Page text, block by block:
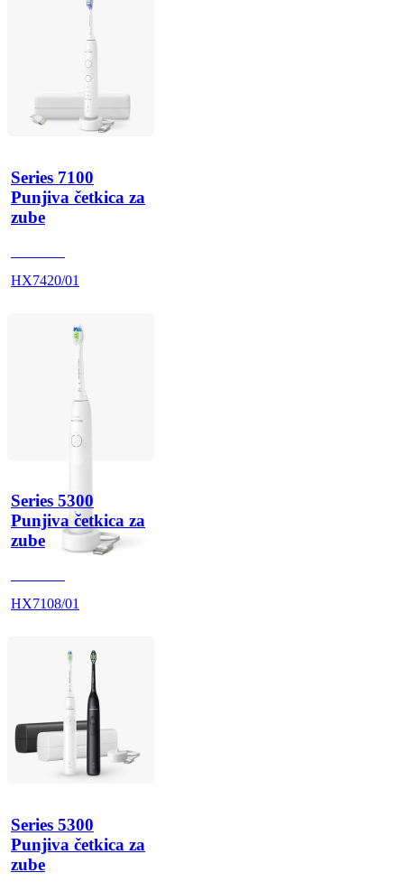
Series 7100
Punjiva četkica za
zube
HX7420/01
Series 5300
Punjiva četkica za
zube
HX7108/01
Series 5300
Punjiva četkica za
zube